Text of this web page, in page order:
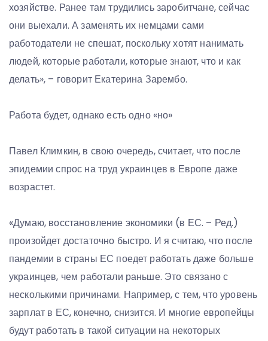
хозяйстве. Ранее там трудились заробитчане, сейчас
они выехали. А заменять их немцами сами
работодатели не спешат, поскольку хотят нанимать
людей, которые работали, которые знают, что и как
делать», – говорит Екатерина Зарембо.
Работа будет, однако есть одно «но»
Павел Климкин, в свою очередь, считает, что после
эпидемии спрос на труд украинцев в Европе даже
возрастет.
«Думаю, восстановление экономики (в ЕС. – Ред.)
произойдет достаточно быстро. И я считаю, что после
пандемии в страны ЕС поедет работать даже больше
украинцев, чем работали раньше. Это связано с
несколькими причинами. Например, с тем, что уровень
зарплат в ЕС, конечно, снизится. И многие европейцы
будут работать в такой ситуации на некоторых